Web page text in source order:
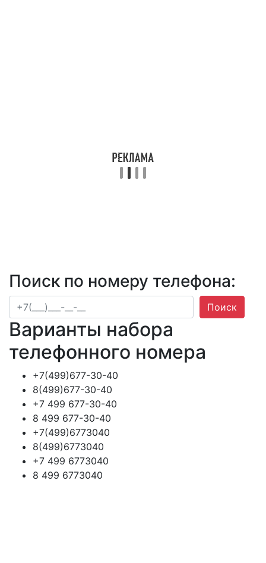
Поиск по номеру телефона:
Поиск
Варианты набора
телефонного номера
+7(499)677-30-40
8(499)677-30-40
+7 499 677-30-40
8 499 677-30-40
+7(499)6773040
8(499)6773040
+7 499 6773040
8 499 6773040